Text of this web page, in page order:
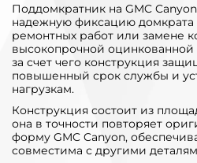
Поддомкратник на GMC
надежную фиксацию
ремонтных работ или замене
высокопрочной оцинкованной
за счет чего конструкция
повышенный срок службы и
нагрузкам.
Конструкция состоит из
она в точности повторяет
форму GMC Canyon,
совместима с другими